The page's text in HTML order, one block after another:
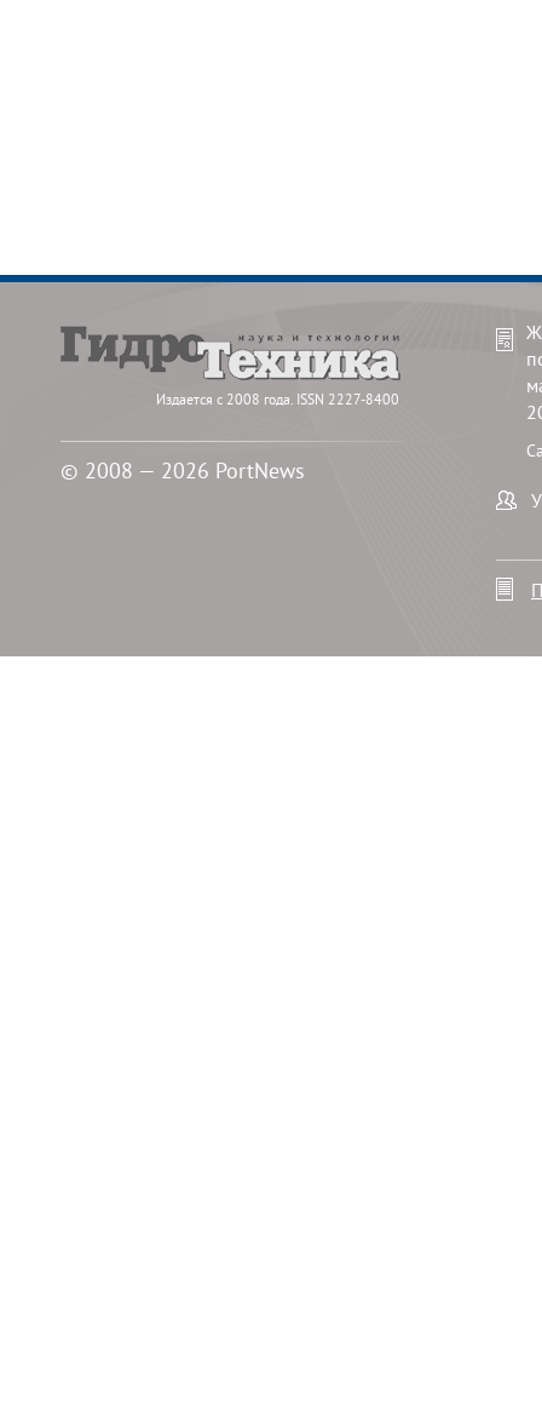
Издается с 2008 года. ISSN 2227-8400
© 2008 — 2026 PortNews